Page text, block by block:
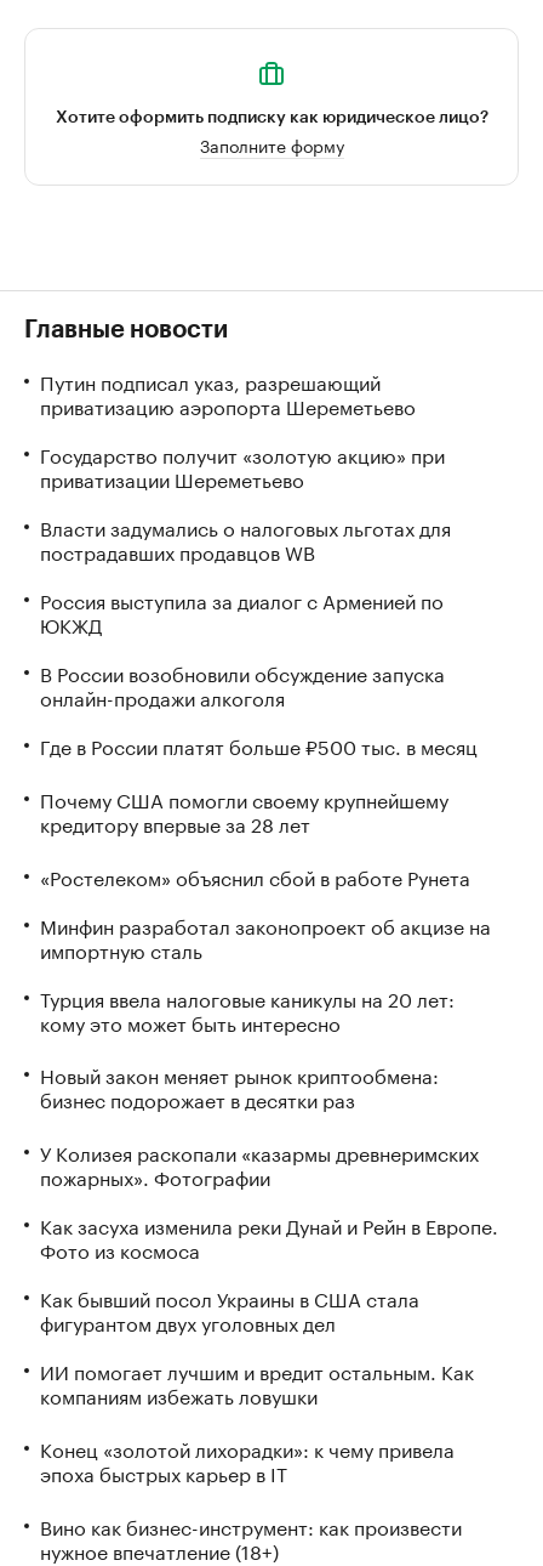
Хотите оформить подписку как юридическое лицо?
Заполните форму
Главные новости
Путин подписал указ, разрешающий
приватизацию аэропорта Шереметьево
Государство получит «золотую акцию» при
приватизации Шереметьево
Власти задумались о налоговых льготах для
пострадавших продавцов WB
Россия выступила за диалог с Арменией по
ЮКЖД
В России возобновили обсуждение запуска
онлайн-продажи алкоголя
Где в России платят больше ₽500 тыс. в месяц
Почему США помогли своему крупнейшему
кредитору впервые за 28 лет
«Ростелеком» объяснил сбой в работе Рунета
Минфин разработал законопроект об акцизе на
импортную сталь
Турция ввела налоговые каникулы на 20 лет:
кому это может быть интересно
Новый закон меняет рынок криптообмена:
бизнес подорожает в десятки раз
У Колизея раскопали «казармы древнеримских
пожарных». Фотографии
Как засуха изменила реки Дунай и Рейн в Европе.
Фото из космоса
Как бывший посол Украины в США стала
фигурантом двух уголовных дел
ИИ помогает лучшим и вредит остальным. Как
компаниям избежать ловушки
Конец «золотой лихорадки»: к чему привела
эпоха быстрых карьер в IT
Вино как бизнес-инструмент: как произвести
нужное впечатление (18+)